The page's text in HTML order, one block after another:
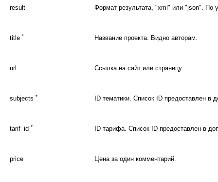
result Формат результата, "xml" или "json". По
title * Название проекта. Видно авторам.
url Ссылка на сайт или страницу.
subjects * ID тематики. Список ID предоставлен в
tarif_id * ID тарифа. Список ID предоставлен в
price Цена за один комментарий.